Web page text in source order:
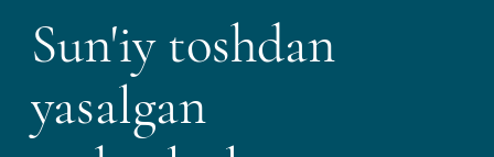
Sun'iy toshdan
yasalgan